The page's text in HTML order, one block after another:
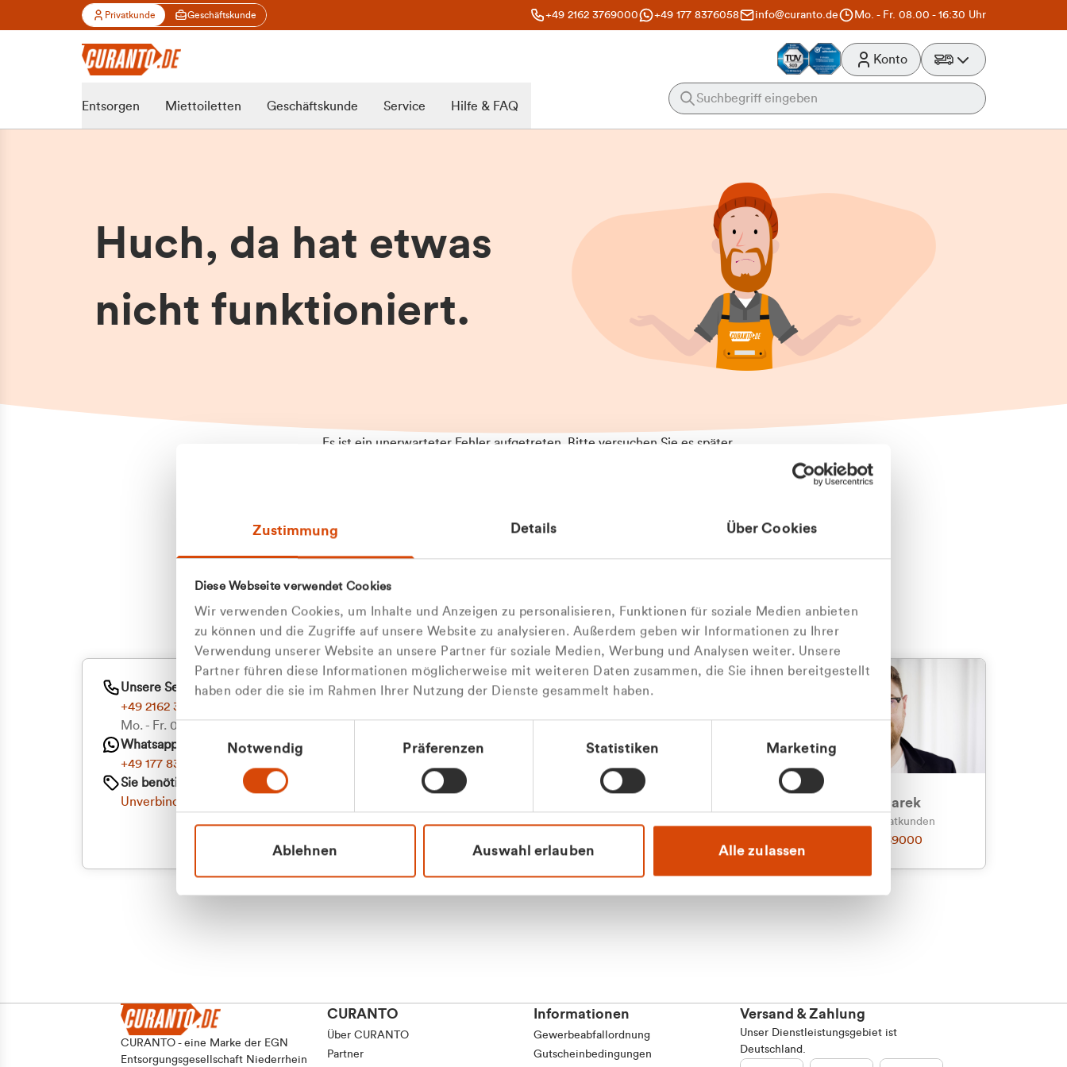
Zustimmung Details Über Cookies
Diese Webseite verwendet Cookies
Wir verwenden Cookies, um Inhalte und Anzeigen zu personalisieren, Funktionen für soziale Medien anbieten
zu können und die Zugriffe auf unsere Website zu analysieren. Außerdem geben wir Informationen zu Ihrer
Verwendung unserer Website an unsere Partner für soziale Medien, Werbung und Analysen weiter. Unsere
Partner führen diese Informationen möglicherweise mit weiteren Daten zusammen, die Sie ihnen bereitgestellt
haben oder die sie im Rahmen Ihrer Nutzung der Dienste gesammelt haben.
Einwilligungsauswahl
Notwendig Präferenzen Statistiken Marketing
Ablehnen Auswahl erlauben Alle zulassen
Privatkunde Geschäftskunde +49 2162 3769000 +49 177 8376058 info@curanto.de Mo. - Fr. 08.00 - 16:30 Uhr
Konto
Entsorgen Miettoiletten Geschäftskunde Service Hilfe & FAQ
Huch, da hat etwas
nicht funktioniert.
Es ist ein unerwarteter Fehler aufgetreten. Bitte versuchen Sie es später
aufgetretenen Fehler an. Wir entschuldigen uns für eventuelle
Unannehmlichkeiten.
Zum Abfallberater
Oder kontaktieren Sie uns persönlich
Wir sind gerne für Sie da
Unsere Service-Hotline
+49 2162 3769000
Mo. - Fr. 08.00 - 16:30 Uhr
Whatsapp
+49 177 8376058
Sie benötigen ein individuelles Angebot?
Unverbindliche Anfrage stellen
Julian Marek
Vertrieb - Privatkunden
0216 237 69000
CURANTO - eine Marke der EGN
Entsorgungsgesellschaft Niederrhein
CURANTO
Über CURANTO
Partner
Informationen
Gewerbeabfallordnung
Gutscheinbedingungen
Versand & Zahlung
Unser Dienstleistungsgebiet ist
Deutschland.